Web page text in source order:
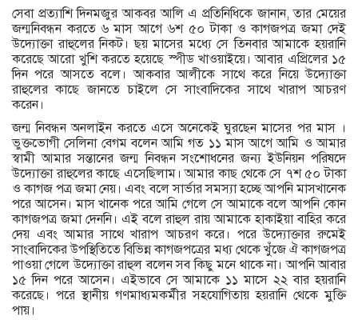
সেবা প্রত্যাশি দিনমজুর আকবর আলি এ প্রতিনিধিকে জানান, তার মেয়ের
জন্মনিবন্ধন করতে ৬ মাস আগে ৬শ ৫০ টাকা ও কাগজপত্র জমা দেই
উদ্যোক্তা রাহুলের নিকট। ছয় মাসের মধ্যে সে তিনবার আমাকে হয়রানি
করেছে আরো খুশি করতে হয়েছে স্পীড খাওয়াইয়ে। আবার এপ্রিলের ১৫
দিন পরে আসতে বলে। আকবার আলীকে সাথে করে নিয়ে উদ্যোক্তা
রাহুলের কাছে জানতে চাইলে সে সাংবাদিকের সাথে খারাপ আচরণ
করেন।
জন্ম নিবন্ধন অনলাইন করতে এসে অনেকেই ঘুরছেন মাসের পর মাস ।
ভুক্তভোগী সেলিনা বেগম বলেন আমি গত ১১ মাস আগে আমি ও আমার
স্বামী আমার সন্তানের জন্ম নিবন্ধন সংশোধনের জন্য ইউনিয়ন পরিষদে
উদ্যোক্তা রাহুলের কাছে এসেছিলাম। আমার কাছ থেকে সে ৭শ ৫০ টাকা
ও কাগজ পত্র জমা নেয়। এবং বলে সার্ভার সমস্যা হচ্ছে আপনি মাসখানেক
পরে আসেন। মাস খানেক পরে আমি গেলে সে আমাকে বলে আপনি কোন
কাগজপত্র জমা দেননি। এই বলে রাহুল রায় আমাকে হাকাইয়া বাহির করে
দেয় এবং আমার সাথে খারাপ আচরণ করে। পরে উদ্যোক্তার রুমেই
সাংবাদিকের উপস্থিতিতে বিভিন্ন কাগজপত্রের মধ্য থেকে খুঁজে ঐ কাগজপত্র
পাওয়া গেলে উদ্যোক্তা রাহুল বলেন সব কিছু মনে থাকে না। আপনি আবার
১৫ দিন পরে আসেন। এইভাবে সে আমাকে ১১ মাসে ২২ বার হয়রানি
করেছে। পরে স্থানীয় গণমাধ্যমকর্মীর সহযোগিতায় হয়রানি থেকে মুক্তি
পায়।